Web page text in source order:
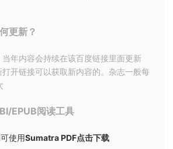
更新？
年内容会持续在该百度链接里面更新
开链接可以获取新内容的。杂志一般每
EPUB阅读工具
使用Sumatra PDF点击下载